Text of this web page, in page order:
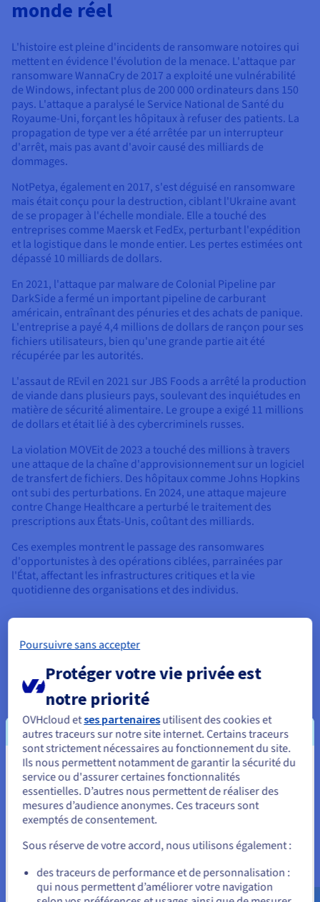
monde réel
L'histoire est pleine d'incidents de ransomware notoires qui
mettent en évidence l'évolution de la menace. L'attaque par
ransomware WannaCry de 2017 a exploité une vulnérabilité
de Windows, infectant plus de 200 000 ordinateurs dans 150
pays. L'attaque a paralysé le Service National de Santé du
Royaume-Uni, forçant les hôpitaux à refuser des patients. La
propagation de type ver a été arrêtée par un interrupteur
d'arrêt, mais pas avant d'avoir causé des milliards de
dommages.
NotPetya, également en 2017, s'est déguisé en ransomware
mais était conçu pour la destruction, ciblant l'Ukraine avant
de se propager à l'échelle mondiale. Elle a touché des
entreprises comme Maersk et FedEx, perturbant l'expédition
et la logistique dans le monde entier. Les pertes estimées ont
dépassé 10 milliards de dollars.
En 2021, l'attaque par malware de Colonial Pipeline par
DarkSide a fermé un important pipeline de carburant
américain, entraînant des pénuries et des achats de panique.
L'entreprise a payé 4,4 millions de dollars de rançon pour ses
fichiers utilisateurs, bien qu'une grande partie ait été
récupérée par les autorités.
L'assaut de REvil en 2021 sur JBS Foods a arrêté la production
de viande dans plusieurs pays, soulevant des inquiétudes en
matière de sécurité alimentaire. Le groupe a exigé 11 millions
de dollars et était lié à des cybercriminels russes.
La violation MOVEit de 2023 a touché des millions à travers
une attaque de la chaîne d'approvisionnement sur un logiciel
de transfert de fichiers. Des hôpitaux comme Johns Hopkins
ont subi des perturbations. En 2024, une attaque majeure
contre Change Healthcare a perturbé le traitement des
prescriptions aux États-Unis, coûtant des milliards.
Ces exemples montrent le passage des ransomwares
d'opportunistes à des opérations ciblées, parrainées par
l'État, affectant les infrastructures critiques et la vie
quotidienne des organisations et des individus.
Stratégies de détection et de
prévention
Détecter les ransomwares tôt peut aider à atténuer les
dommages causés par les cyberattaques. Les outils d'analyse
comportementale surveillent les activités inhabituelles,
comme le chiffrement rapide de fichiers ou le balayage de
réseau. La détection des anomalies dans les points de
terminaison signale des processus de menaces cybernétiques
suspects.
Hygiène de sécurité: La prévention commence par
une hygiène de cybersécurité robuste. Des mises à jour
logicielles régulières corrigent les vulnérabilités
connues. L'authentification multi-facteurs (MFA)
sécurise les comptes contre le remplissage
d'identifiants.
Vous semblez être localisé en États-
Unis.
Pour commander, rendez-vous sur le site de votre pays (États-
Allez sur le site États-Unis
us.ovhcloud.com/
Anglais USD - $
Poursuivre sans accepter
Protéger votre vie privée est
notre priorité
OVHcloud etses partenairesutilisent des cookies et
autres traceurs sur notre site internet. Certains traceurs
sont strictement nécessaires au fonctionnement du site.
Ils nous permettent notamment de garantir la sécurité du
service ou d'assurer certaines fonctionnalités
essentielles. D’autres nous permettent de réaliser des
mesures d’audience anonymes. Ces traceurs sont
exemptés de consentement.
Sous réserve de votre accord, nous utilisons également :
des traceurs de performance et de personnalisation :
qui nous permettent d’améliorer votre navigation